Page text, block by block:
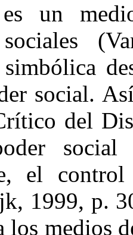
un
social.
del
el
1999, p.
los medios